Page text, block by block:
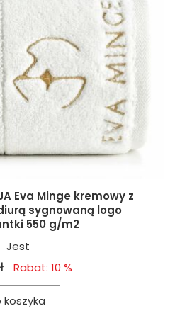
Eva Minge kremowy z
sygnowaną logo
550 g/m2
Jest
Rabat: 10 %
koszyka